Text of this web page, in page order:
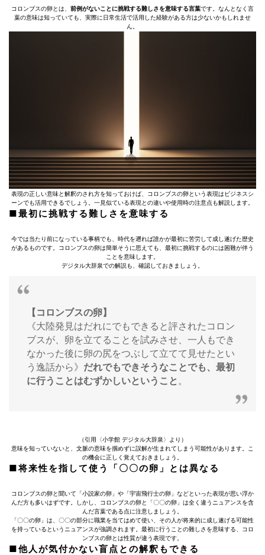
コロンブスの卵とは、 前例がないことに挑戦する難しさを意味する言葉です。なんとなく言
葉の意味は知っていても、実際に日常生活で活用した経験がある方は少ないかもしれませ
ん。
表現の正しい意味と解釈のされ方を知っておけば、コロンブスの卵という表現はビジネスシ
ーンでも活用できるでしょう。一見似ている表現との違いや使用時の注意点も解説します。
■最初に挑戦する難しさを意味する
今では当たり前になっている事柄でも、時代を遡れば誰かが最初に苦労して成し遂げた歴史
があるものです。コロンブスの卵は簡単そうに思えても、最初に挑戦するのには困難が伴う
ことを意味します。
デジタル大辞泉での解説も、確認しておきましょう。
【コロンブスの卵】
《大陸発見はだれにでもできると評されたコロン
ブスが、卵を立てることを試みさせ、一人もでき
なかった後に卵の尻をつぶして立てて見せたとい
う逸話から》 だれでもできそうなことでも、最初
に行うことはむずかしいということ 。
（引用〈小学館 デジタル大辞泉〉より）
意味を知っていないと、文脈の意味を掴めずに誤解が生まれてしまう可能性があります。こ
の機会に正しく覚えておきましょう。
■将来性を指して使う「〇〇の卵」とは異なる
コロンブスの卵と聞いて「小説家の卵」や「宇宙飛行士の卵」などといった表現が思い浮か
んだ方も多いはずです。しかし、コロンブスの卵と「〇〇の卵」は全く違うニュアンスを含
んだ言葉である点に注意しましょう。
「〇〇の卵」は、〇〇の部分に職業を当てはめて使い、その人が将来的に成し遂げる可能性
を持っているというニュアンスが強調されます。最初に行うことの難しさを意味する、コロ
ンブスの卵とは性質が違う表現です。
■他人が気付かない盲点との解釈もできる